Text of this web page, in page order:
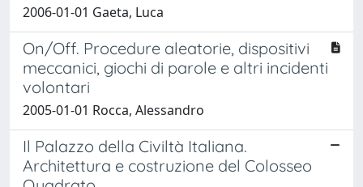
2006-01-01 Gaeta, Luca
On/Off. Procedure aleatorie, dispositivi
meccanici, giochi di parole e altri incidenti
volontari
2005-01-01 Rocca, Alessandro
Il Palazzo della Civiltà Italiana.
Architettura e costruzione del Colosseo